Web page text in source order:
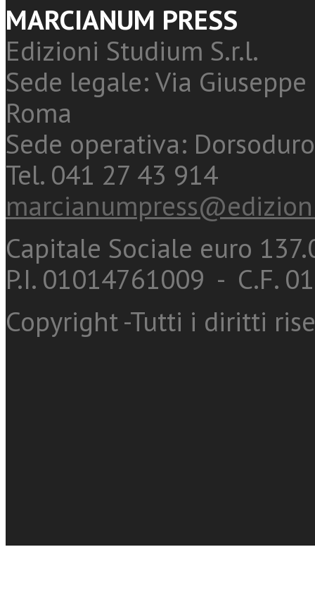
MARCIANUM PRESS
Edizioni Studium S.r.l.
Sede legale: Via
Roma
Sede operativa:
Tel. 041 27 43 914
Capitale Sociale euro
P.I. 01014761009 - C.F.
Copyright -Tutti i diritti